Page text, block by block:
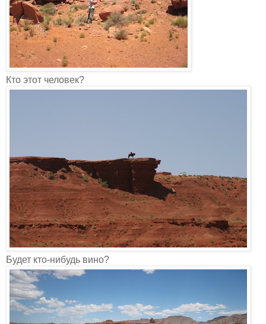
Кто этот человек?
Будет кто-нибудь вино?